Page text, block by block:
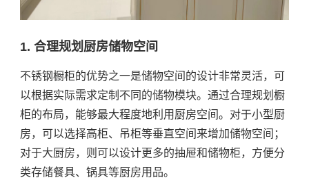
1. 合理规划厨房储物空间
不锈钢橱柜的优势之一是储物空间的设计非常灵活，可
以根据实际需求定制不同的储物模块。通过合理规划橱
柜的布局，能够最大程度地利用厨房空间。对于小型厨
房，可以选择高柜、吊柜等垂直空间来增加储物空间；
对于大厨房，则可以设计更多的抽屉和储物柜，方便分
类存储餐具、锅具等厨房用品。